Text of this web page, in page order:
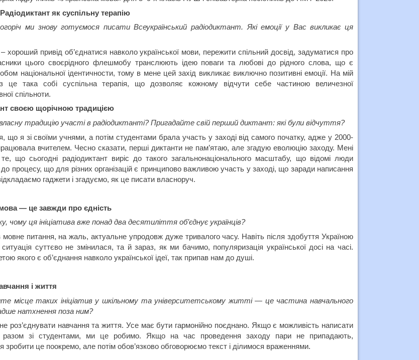
як суспільну терапію
ми знову готуємося писати Всеукраїнський радіодиктант. Які емоції у Вас викликає ця
– хороший привід об’єднатися навколо української мови, пережити спільний досвід, задуматися про
цього своєрідного флешмобу транслюють ідею поваги та любові до рідного слова, що є
національної ідентичности, тому в мене цей захід викликає виключно позитивні емоції. На мій
це така собі суспільна терапія, що дозволяє кожному відчути себе частиною величезної
спільноти.
своєю щорічною традицією
традицію участі в радіодиктанті? Пригадайте свій перший диктант: які були відчуття?
що я зі своїми учнями, а потім студентами брала участь у заході від самого початку, адже у 2000-
вчителем. Чесно сказати, перші диктанти не пам’ятаю, але згадую еволюцію заходу. Мені
що сьогодні радіодиктант виріс до такого загальнонаціонального масштабу, що відомі люди
процесу, що для різних організацій є принципово важливою участь у заході, що заради написання
гаджети і згадуємо, як це писати власноруч.
— це завжди про єдність
чому ця ініціатива вже понад два десятиліття об’єднує українців?
мовне питання, на жаль, актуальне упродовж дуже тривалого часу. Навіть після здобуття Україною
ситуація суттєво не змінилася, та й зараз, як ми бачимо, популяризація української досі на часі.
якого є об’єднання навколо української ідеї, так припав нам до душі.
і життя
місце таких ініціатив у шкільному та університетському житті — це частина навчального
натхнення поза ним?
роз’єднувати навчання та життя. Усе має бути гармонійно поєднано. Якщо є можливість написати
разом зі студентами, ми це робимо. Якщо на час проведення заходу пари не припадають,
зробити це поокремо, але потім обов’язково обговорюємо текст і ділимося враженнями.